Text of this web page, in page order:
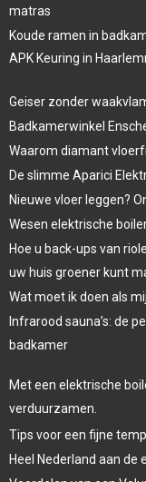
matras
Koude ramen in
APK Keuring in
Geiser zonder
Badkamerwinkel
Waarom diamant
De slimme Aparici
Nieuwe vloer leggen?
Wesen elektrische
Hoe u back-ups van
uw huis groener kunt
Wat moet ik doen als
Infrarood sauna’s: de
badkamer
Met een elektrische
verduurzamen.
Tips voor een fijne
Heel Nederland aan de